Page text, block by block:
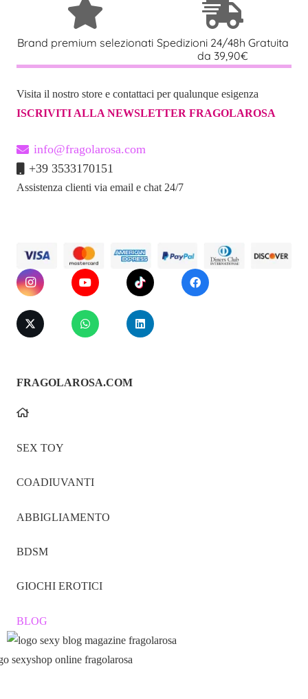
Brand premium selezionati Spedizioni 24/48h Gratuita
da 39,90€
Visita il nostro store e contattaci per qualunque esigenza
ISCRIVITI ALLA NEWSLETTER FRAGOLAROSA
info@fragolarosa.com
+39 3533170151
Assistenza clienti via email e chat 24/7
FRAGOLAROSA.COM
SEX TOY
COADIUVANTI
ABBIGLIAMENTO
BDSM
GIOCHI EROTICI
BLOG